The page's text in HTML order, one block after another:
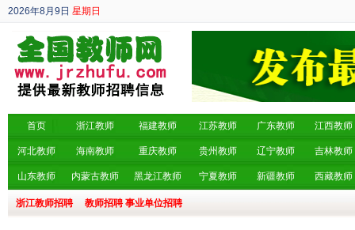
2026年8月9日 星期日
丙午年 六月廿七
首页 浙江教师 福建教师 江苏教师 广东教师 江西教师
河北教师 海南教师 重庆教师 贵州教师 辽宁教师 吉林教师
山东教师 内蒙古教师 黑龙江教师 宁夏教师 新疆教师 西藏教师
浙江教师招聘 教师招聘 事业单位招聘